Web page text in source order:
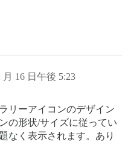
月 16 日午後 5:23
リーアイコンのデザイン
の形状/サイズに従ってい
なく表示されます。あり